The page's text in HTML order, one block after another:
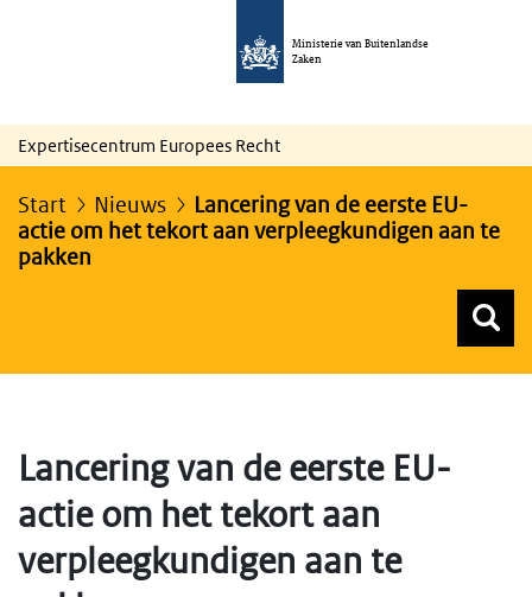
Ministerie van Buitenlandse
Zaken
Expertisecentrum Europees Recht
Start Nieuws
Lancering van de eerste EU-
actie om het tekort aan verpleegkundigen aan te
pakken
Lancering van de eerste EU-
actie om het tekort aan
verpleegkundigen aan te